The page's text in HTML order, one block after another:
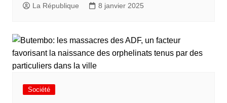
La République 8 janvier 2025
Société